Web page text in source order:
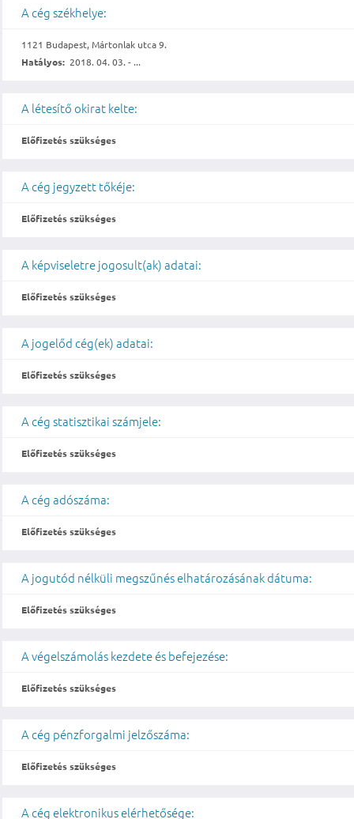
A cég székhelye:
1121 Budapest, Mártonlak utca 9.
Hatályos: 2018. 04. 03. - ...
A létesítő okirat kelte:
Előfizetés szükséges
A cég jegyzett tőkéje:
Előfizetés szükséges
A képviseletre jogosult(ak) adatai:
Előfizetés szükséges
A jogelőd cég(ek) adatai:
Előfizetés szükséges
A cég statisztikai számjele:
Előfizetés szükséges
A cég adószáma:
Előfizetés szükséges
A jogutód nélküli megszűnés elhatározásának dátuma:
Előfizetés szükséges
A végelszámolás kezdete és befejezése:
Előfizetés szükséges
A cég pénzforgalmi jelzőszáma:
Előfizetés szükséges
A cég elektronikus elérhetősége: